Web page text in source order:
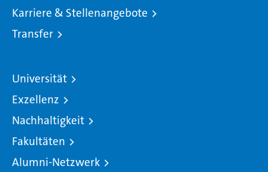
Karriere & Stellenangebote
Transfer
Universität
Exzellenz
Nachhaltigkeit
Fakultäten
Alumni-Netzwerk